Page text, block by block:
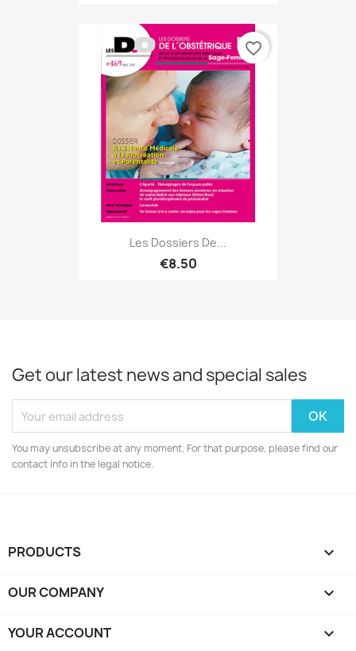
Les Dossiers De...
€8.50
favorite_border
Get our latest news and special sales
You may unsubscribe at any moment. For that purpose, please find our
contact info in the legal notice.
PRODUCTS 
OUR COMPANY 
YOUR ACCOUNT 